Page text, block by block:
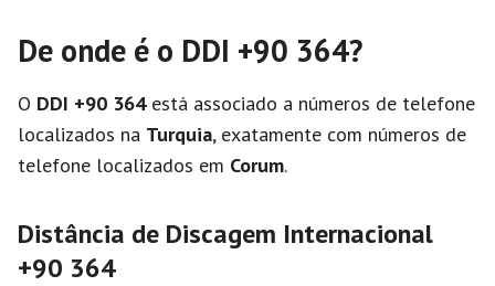
De onde é o DDI +90 364?
O DDI +90 364está associado a números de telefone
localizados na Turquia, exatamente com números de
telefone localizados em Corum.
Distância de Discagem Internacional
+90 364